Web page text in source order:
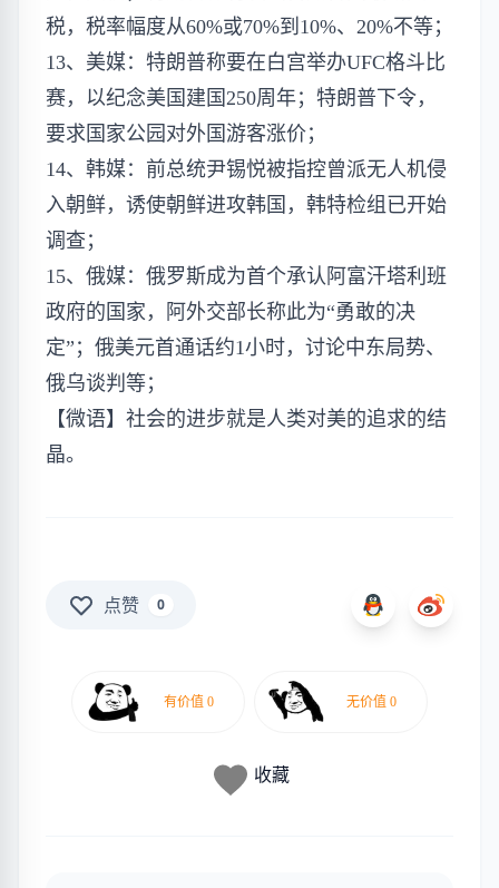
税，税率幅度从60%或70%到10%、20%不等；
13、美媒：特朗普称要在白宫举办UFC格斗比
赛，以纪念美国建国250周年；特朗普下令，
要求国家公园对外国游客涨价；
14、韩媒：前总统尹锡悦​​被指控曾派无人机侵
入朝鲜，诱使朝鲜进攻韩国，韩特检组已开始
调查；
15、俄媒：俄罗斯成为首个承认阿富汗塔利班
政府的国家，阿外交部长称此为“勇敢的决
定”；俄美元首通话约1小时，讨论中东局势、
俄乌谈判等；
【微语】社会的进步就是人类对美的追求的结
晶。
点赞 0
收藏